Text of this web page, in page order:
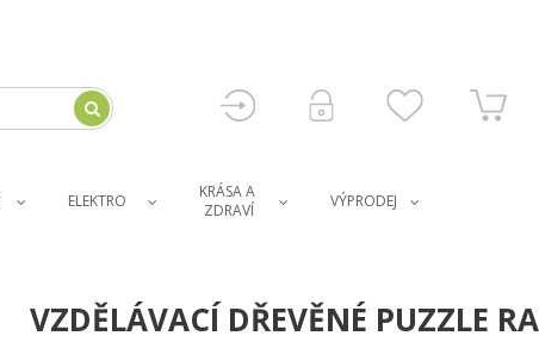
ELEKTRO
KRÁSA A
ZDRAVÍ
VÝPRODEJ
VZDĚLÁVACÍ DŘEVĚNÉ PUZZLE